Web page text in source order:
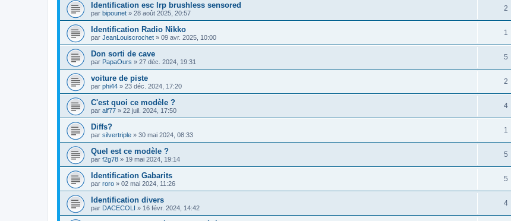
Identification esc lrp brushless sensored
par bipounet » 28 août 2025, 20:57
2
Identification Radio Nikko
par JeanLouiscrochet » 09 avr. 2025, 10:00
1
Don sorti de cave
par PapaOurs » 27 déc. 2024, 19:31
5
voiture de piste
par phi44 » 23 déc. 2024, 17:20
2
C'est quoi ce modèle ?
par alf77 » 22 juil. 2024, 17:50
4
Diffs?
par silvertriple » 30 mai 2024, 08:33
1
Quel est ce modèle ?
par f2g78 » 19 mai 2024, 19:14
5
Identification Gabarits
par roro » 02 mai 2024, 11:26
5
Identification divers
par DACECOLI » 16 févr. 2024, 14:42
4